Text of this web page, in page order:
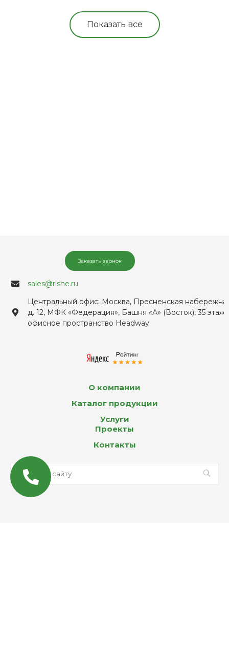
Показать все
Заказать звонок
sales@rishe.ru
Центральный офис: Москва, Пресненская
д. 12, МФК «Федерация», Башня «А» (Восток), 35 этаж,
офисное пространство Headway
О компании
Каталог продукции
Услуги
Проекты
Контакты